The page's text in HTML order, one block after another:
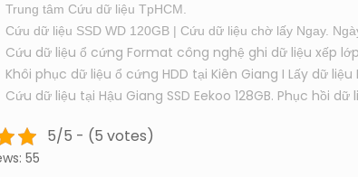
Trung tâm Cứu dữ liệu TpHCM.
Cứu dữ liệu SSD WD 120GB | Cứu dữ liệu chờ lấy Ngay.
Cứu dữ liệu ổ cứng Format công nghệ ghi dữ liệu xếp lớp
Khôi phục dữ liệu ổ cứng HDD tại Kiên Giang I Lấy dữ
Cứu dữ liệu tại Hậu Giang SSD Eekoo 128GB. Phục hồi
5/5 - (5 votes)
55